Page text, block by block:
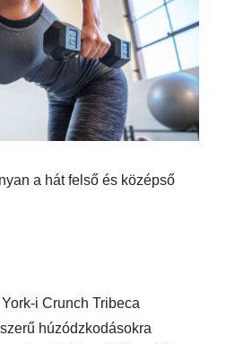
a hát felső és középső
i Crunch Tribeca
húzódzkodásokra